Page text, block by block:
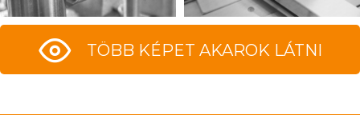
TÖBB KÉPET AKAROK LÁTNI